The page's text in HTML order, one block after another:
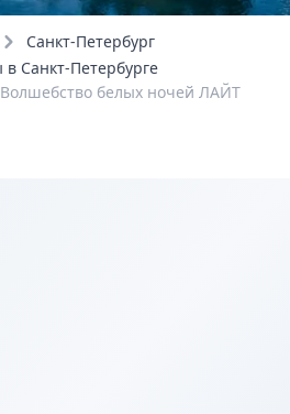
Санкт-Петербург
Санкт-Петербурге
белых ночей ЛАЙТ